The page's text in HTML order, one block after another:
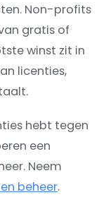
Non-profits
gratis of
winst zit in
licenties,
hebt tegen
een
Neem
beheer.